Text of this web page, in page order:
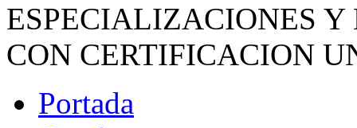
ESPECIALIZACIONES
CON CERTIFICACION
Portada